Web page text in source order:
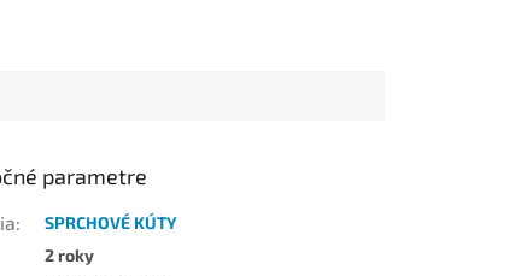
parametre
: SPRCHOVÉ KÚTY
2 roky